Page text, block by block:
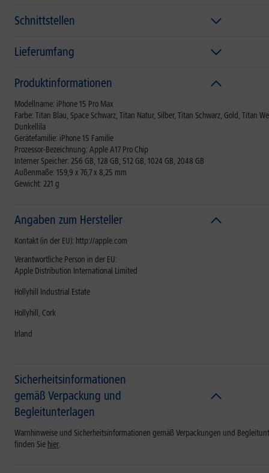
Schnittstellen
Lieferumfang
Produktinformationen
Modellname: iPhone 15 Pro Max
Farbe: Titan Blau, Space Schwarz, Titan Natur, Silber, Titan Schwarz, Gold, Titan
Dunkellila
Gerätefamilie: iPhone 15 Familie
Prozessor-Bezeichnung: Apple A17 Pro Chip
Interner Speicher: 256 GB, 128 GB, 512 GB, 1024 GB, 2048 GB
Außenmaße: 159,9 x 76,7 x 8,25 mm
Gewicht: 221 g
Angaben zum Hersteller
Kontakt (in der EU): http://apple.com
Verantwortliche Person in der EU:
Apple Distribution International Limited
Hollyhill Industrial Estate
Hollyhill, Cork
Irland
Sicherheitsinformationen
gemäß Verpackung und
Begleitunterlagen
Warnhinweise und Sicherheitsinformationen gemäß Verpackungen und
finden Sie hier.